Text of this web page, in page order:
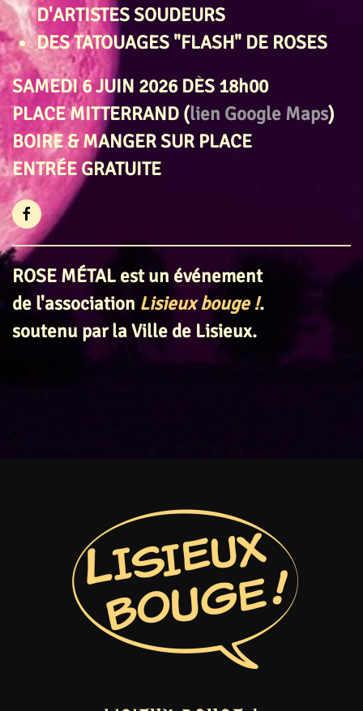
D'ARTISTES SOUDEURS
DES TATOUAGES "FLASH" DE ROSES
SAMEDI 6 JUIN 2026 DÈS 18h00
PLACE MITTERRAND (lien Google Maps)
BOIRE & MANGER SUR PLACE
ENTRÉE GRATUITE
ROSE MÉTAL est un événement
de l'association Lisieux bouge !.
soutenu par la Ville de Lisieux.